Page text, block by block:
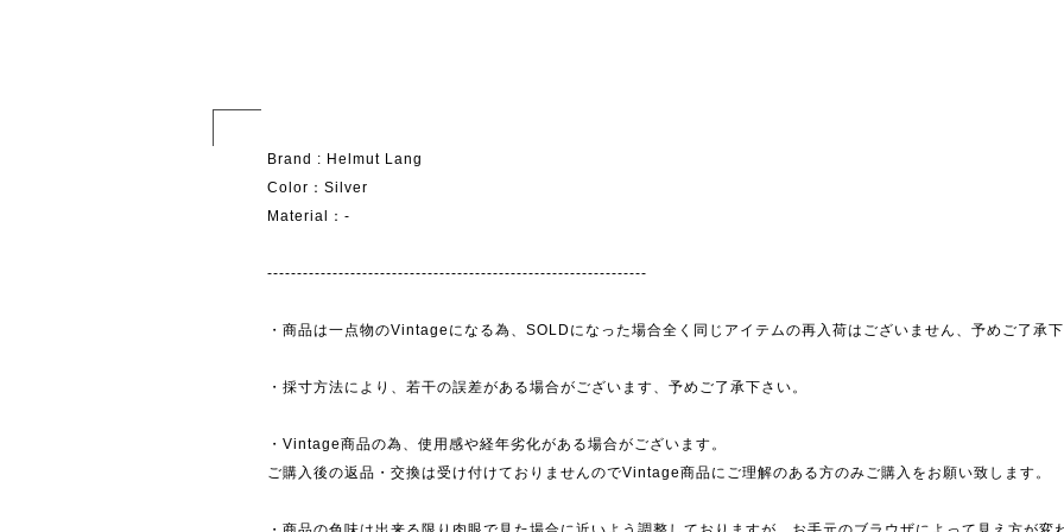
Brand : Helmut Lang
Color：Silver
Material：-
----------------------------------------------------------------
・商品は一点物のVintageになる為、SOLDになった場合全く同じアイテムの再入荷はございません、予めご了承下
・採寸方法により、若干の誤差がある場合がございます、予めご了承下さい。
・Vintage商品の為、使用感や経年劣化がある場合がございます。
ご購入後の返品・交換は受け付けておりませんのでVintage商品にご理解のある方のみご購入をお願い致します。